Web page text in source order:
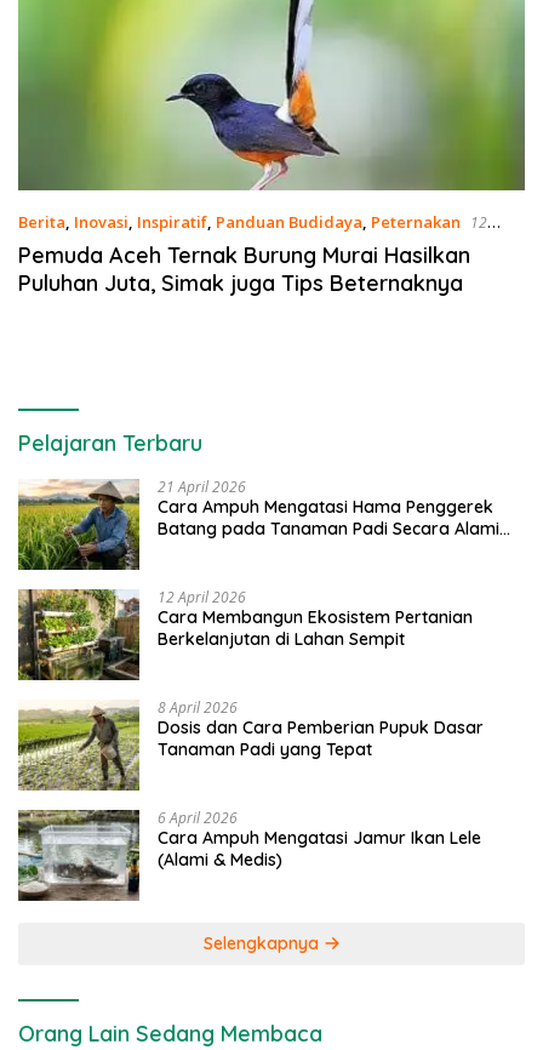
Berita, Inovasi, Inspiratif, Panduan Budidaya, Peternakan
12
Februari 2021
Pemuda Aceh Ternak Burung Murai Hasilkan
Puluhan Juta, Simak juga Tips Beternaknya
Pelajaran Terbaru
21 April 2026
Cara Ampuh Mengatasi Hama Penggerek
Batang pada Tanaman Padi Secara Alami
12 April 2026
Cara Membangun Ekosistem Pertanian
Berkelanjutan di Lahan Sempit
8 April 2026
Dosis dan Cara Pemberian Pupuk Dasar
Tanaman Padi yang Tepat
6 April 2026
Cara Ampuh Mengatasi Jamur Ikan Lele
(Alami & Medis)
Selengkapnya
Orang Lain Sedang Membaca